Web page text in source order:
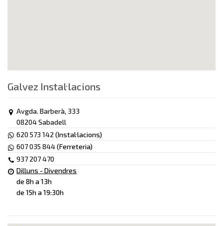
Galvez Instal·lacions
Avgda. Barberà, 333
08204 Sabadell
620 573 142 (Instal·lacions)
607 035 844(Ferreteria)
937 207 470
Dilluns - Divendres
de 8h a 13h
de 15h a 19:30h